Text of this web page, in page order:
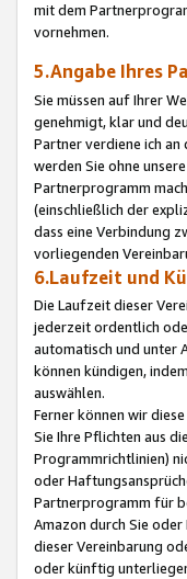
mit dem
vornehmen.
5.Angabe Ihres
Sie müssen auf Ihrer
genehmigt, klar und
Partner verdiene ich
werden Sie ohne
Partnerprogramm
(einschließlich der
dass eine Verbindung
vorliegenden
6.Laufzeit und
Die Laufzeit dieser
jederzeit ordentlich
automatisch und unter
können kündigen,
auswählen.
Ferner können wir
Sie Ihre Pflichten aus
Programmrichtlinien)
oder
Partnerprogramm für
Amazon durch Sie
dieser Vereinbarung
oder künftig